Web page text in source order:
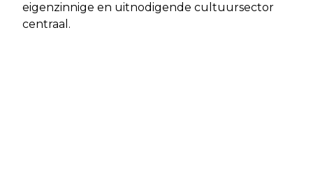
eigenzinnige en uitnodigende cultuursector
centraal.